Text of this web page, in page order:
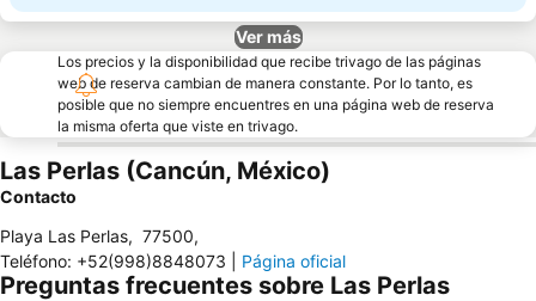
Ver más
Los precios y la disponibilidad que recibe trivago de las páginas
web de reserva cambian de manera constante. Por lo tanto, es
posible que no siempre encuentres en una página web de reserva
la misma oferta que viste en trivago.
Las Perlas (Cancún, México)
Contacto
Playa Las Perlas, 77500,
Teléfono: +52(998)8848073 Página oficial
Preguntas frecuentes sobre Las Perlas